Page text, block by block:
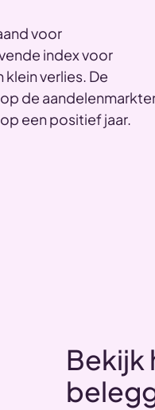
voor
index voor
verlies. De
de
een positief jaar.
Bekijk